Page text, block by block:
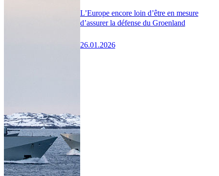
L’Europe encore loin d’être en mesure
d’assurer la défense du Groenland
26.01.2026